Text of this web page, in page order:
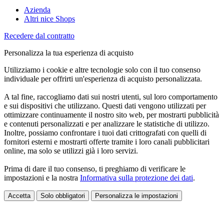
Azienda
Altri nice Shops
Recedere dal contratto
Personalizza la tua esperienza di acquisto
Utilizziamo i cookie e altre tecnologie solo con il tuo consenso
individuale per offrirti un'esperienza di acquisto personalizzata.
A tal fine, raccogliamo dati sui nostri utenti, sul loro comportamento
e sui dispositivi che utilizzano. Questi dati vengono utilizzati per
ottimizzare continuamente il nostro sito web, per mostrarti pubblicità
e contenuti personalizzati e per analizzare le statistiche di utilizzo.
Inoltre, possiamo confrontare i tuoi dati crittografati con quelli di
fornitori esterni e mostrarti offerte tramite i loro canali pubblicitari
online, ma solo se utilizzi già i loro servizi.
Prima di dare il tuo consenso, ti preghiamo di verificare le
impostazioni e la nostra Informativa sulla protezione dei dati.
Accetta Solo obbligatori Personalizza le impostazioni